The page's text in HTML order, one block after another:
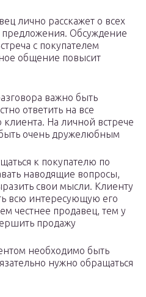
лично расскажет о всех
предложения. Обсуждение
с покупателем
общение повысит
важно быть
ответить на все
На личной встрече
очень дружелюбным
к покупателю по
наводящие вопросы,
свои мысли. Клиенту
всю интересующую его
честнее продавец, тем у
продажу
необходимо быть
нужно обращаться